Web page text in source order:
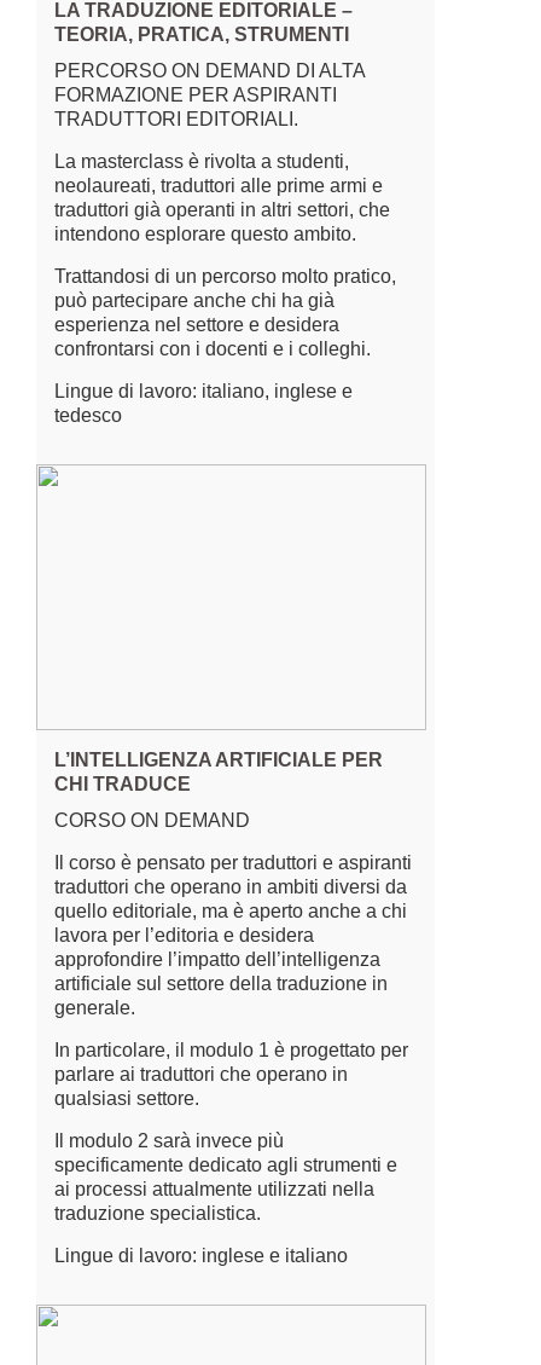
LA TRADUZIONE EDITORIALE –
TEORIA, PRATICA, STRUMENTI
PERCORSO ON DEMAND DI ALTA
FORMAZIONE PER ASPIRANTI
TRADUTTORI EDITORIALI.
La masterclass è rivolta a studenti,
neolaureati, traduttori alle prime armi e
traduttori già operanti in altri settori, che
intendono esplorare questo ambito.
Trattandosi di un percorso molto pratico,
può partecipare anche chi ha già
esperienza nel settore e desidera
confrontarsi con i docenti e i colleghi.
Lingue di lavoro: italiano, inglese e
tedesco
L’INTELLIGENZA ARTIFICIALE PER
CHI TRADUCE
CORSO ON DEMAND
Il corso è pensato per traduttori e aspiranti
traduttori che operano in ambiti diversi da
quello editoriale, ma è aperto anche a chi
lavora per l’editoria e desidera
approfondire l’impatto dell’intelligenza
artificiale sul settore della traduzione in
generale.
In particolare, il modulo 1 è progettato per
parlare ai traduttori che operano in
qualsiasi settore.
Il modulo 2 sarà invece più
specificamente dedicato agli strumenti e
ai processi attualmente utilizzati nella
traduzione specialistica.
Lingue di lavoro: inglese e italiano